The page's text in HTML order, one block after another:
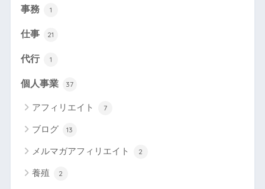
事務 1
仕事 21
代行 1
個人事業 37
アフィリエイト 7
ブログ 13
メルマガアフィリエイト 2
養殖 2